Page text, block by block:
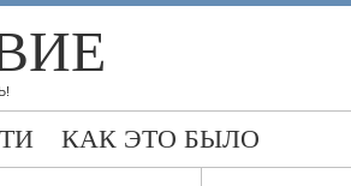
КАК ЭТО БЫЛО